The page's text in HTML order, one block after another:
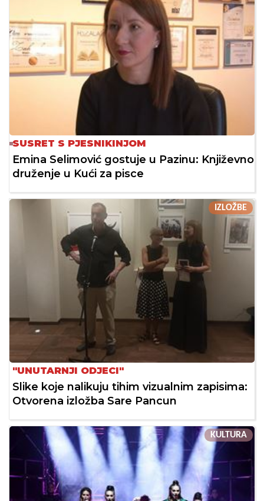
SUSRET S PJESNIKINJOM
Emina Selimović gostuje u Pazinu: Književno
druženje u Kući za pisce
IZLOŽBE
"UNUTARNJI ODJECI"
Slike koje nalikuju tihim vizualnim zapisima:
Otvorena izložba Sare Pancun
KULTURA